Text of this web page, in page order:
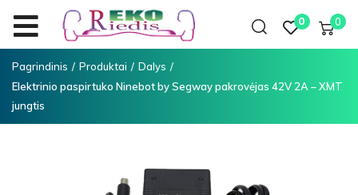
0 0
Pagrindinis / Produktai / Dalys /
Elektrinio paspirtuko Ninebot by Segway pakrovėjas 42V 2A – XMT
jungtis